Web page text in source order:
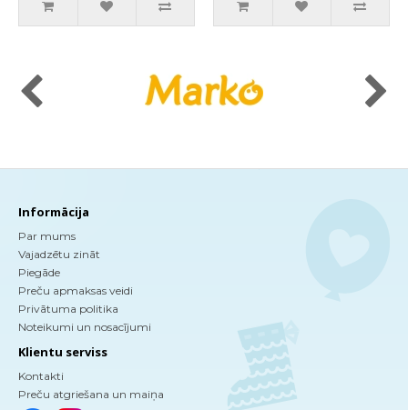
Informācija
Par mums
Vajadzētu zināt
Piegāde
Preču apmaksas veidi
Privātuma politika
Noteikumi un nosacījumi
Klientu serviss
Kontakti
Preču atgriešana un maiņa